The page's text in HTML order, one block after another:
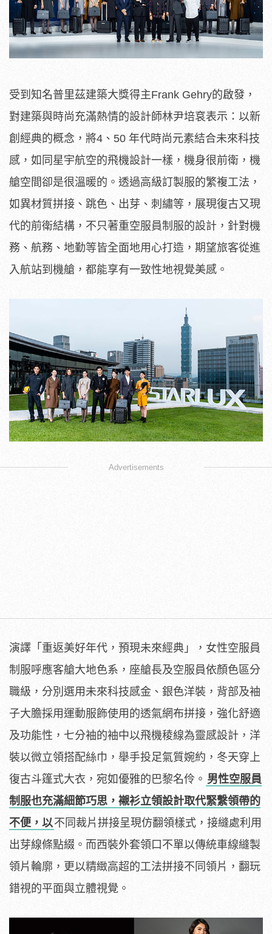
受到知名普里茲建築大獎得主Frank Gehry的啟發，
對建築與時尚充滿熱情的設計師林尹培袞表示：以新
創經典的概念，將4、50 年代時尚元素結合未來科技
感，如同星宇航空的飛機設計一樣，機身很前衛，機
艙空間卻是很溫暖的。透過高級訂製服的繁複工法，
如異材質拼接、跳色、出芽、刺繡等，展現復古又現
代的前衛結構，不只著重空服員制服的設計，針對機
務、航務、地勤等皆全面地用心打造，期望旅客從進
入航站到機艙，都能享有一致性地視覺美感。
Advertisements
演譯「重返美好年代，預現未來經典」，女性空服員
制服呼應客艙大地色系，座艙長及空服員依顏色區分
職級，分別選用未來科技感金、銀色洋裝，背部及袖
子大膽採用運動服飾使用的透氣網布拼接，強化舒適
及功能性，七分袖的袖中以飛機稜線為靈感設計，洋
裝以微立領搭配絲巾，舉手投足氣質婉約，冬天穿上
復古斗篷式大衣，宛如優雅的巴黎名伶。 男性空服員
制服也充滿細節巧思，襯衫立領設計取代緊繫領帶的
不便，以不同裁片拼接呈現仿翻領樣式，接縫處利用
出芽線條點綴。而西裝外套領口不單以傳統車線縫製
領片輪廓，更以精緻高超的工法拼接不同領片，翻玩
錯視的平面與立體視覺。